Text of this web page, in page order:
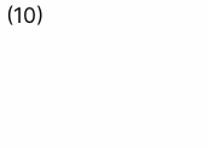
(10)